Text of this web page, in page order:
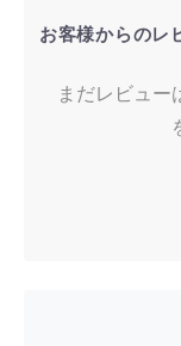
お客様からのレ
まだレビュー